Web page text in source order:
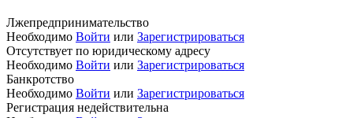
Лжепредпринимательство
Необходимо Войти или Зарегистрироваться
Отсутствует по юридическому адресу
Необходимо Войти или Зарегистрироваться
Банкротство
Необходимо Войти или Зарегистрироваться
Регистрация недействительна